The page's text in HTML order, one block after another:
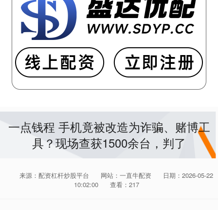
一点钱程 手机竟被改造为诈骗、赌博工
具？现场查获1500余台，判了
来源：配资杠杆炒股平台 网站：一直牛配资
日期：2026-05-22
10:02:00
查看：217